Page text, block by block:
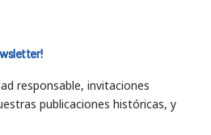
responsable, invitaciones
publicaciones históricas, y